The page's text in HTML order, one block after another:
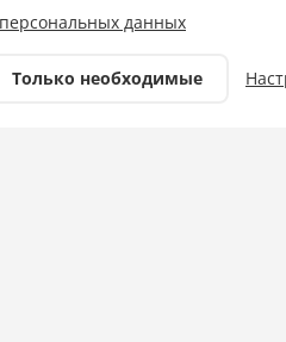
данных
Только необходимые